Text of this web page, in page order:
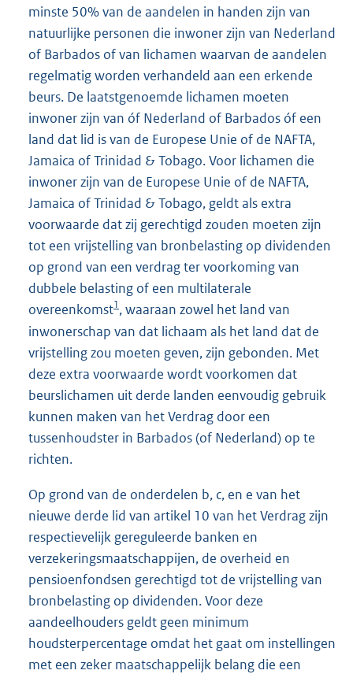
minste 50% van de aandelen in handen zijn van
natuurlijke personen die inwoner zijn van Nederland
of Barbados of van lichamen waarvan de aandelen
regelmatig worden verhandeld aan een erkende
beurs. De laatstgenoemde lichamen moeten
inwoner zijn van óf Nederland of Barbados óf een
land dat lid is van de Europese Unie of de NAFTA,
Jamaica of Trinidad & Tobago. Voor lichamen die
inwoner zijn van de Europese Unie of de NAFTA,
Jamaica of Trinidad & Tobago, geldt als extra
voorwaarde dat zij gerechtigd zouden moeten zijn
tot een vrijstelling van bronbelasting op dividenden
op grond van een verdrag ter voorkoming van
dubbele belasting of een multilaterale
overeenkomst1, waaraan zowel het land van
inwonerschap van dat lichaam als het land dat de
vrijstelling zou moeten geven, zijn gebonden. Met
deze extra voorwaarde wordt voorkomen dat
beurslichamen uit derde landen eenvoudig gebruik
kunnen maken van het Verdrag door een
tussenhoudster in Barbados (of Nederland) op te
richten.
Op grond van de onderdelen b, c, en e van het
nieuwe derde lid van artikel 10 van het Verdrag zijn
respectievelijk gereguleerde banken en
verzekeringsmaatschappijen, de overheid en
pensioenfondsen gerechtigd tot de vrijstelling van
bronbelasting op dividenden. Voor deze
aandeelhouders geldt geen minimum
houdsterpercentage omdat het gaat om instellingen
met een zeker maatschappelijk belang die een